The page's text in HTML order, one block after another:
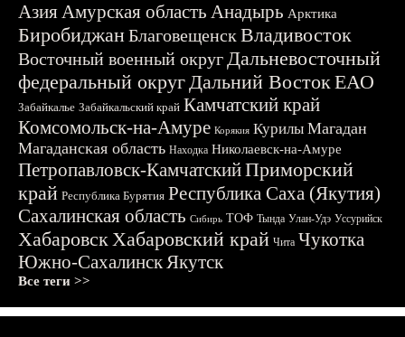
АзияАмурская область Анадырь Арктика
БиробиджанБлаговещенскВладивосток
Восточный военный округДальневосточный
федеральный округДальний ВостокЕАО
Забайкалье Забайкальский край Камчатский край
Комсомольск-на-Амуре Корякия Курилы Магадан
Магаданская область Находка Николаевск-на-Амуре
Петропавловск-КамчатскийПриморский
край Республика Бурятия Республика Саха (Якутия)
Сахалинская область Сибирь ТОФ Тында Улан-Удэ Уссурийск
ХабаровскХабаровский край Чита Чукотка
Южно-СахалинскЯкутск
Все теги >>